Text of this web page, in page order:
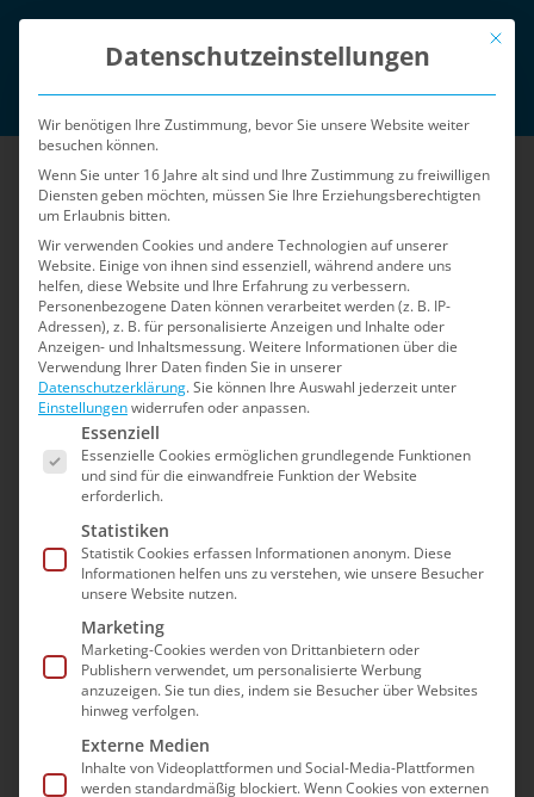
Zum
Login
Menü
Home»Sicherheits-Blog
Sicherheits-Blog
Sicherheit, Updates, dem Betrieb nach dem EOL
und Best Practices für einen stabilen Shopware-
Mit
Datenschutzeinstellungen
Wir benötigen Ihre Zustimmung, bevor Sie unsere Website weiter
besuchen können.
Wenn Sie unter 16 Jahre alt sind und Ihre Zustimmung zu freiwilligen
Diensten geben möchten, müssen Sie Ihre Erziehungsberechtigten
um Erlaubnis bitten.
Wir verwenden Cookies und andere Technologien auf unserer
Website. Einige von ihnen sind essenziell, während andere uns
helfen, diese Website und Ihre Erfahrung zu verbessern.
Personenbezogene Daten können verarbeitet werden (z. B. IP-
Adressen), z. B. für personalisierte Anzeigen und Inhalte oder
Anzeigen- und Inhaltsmessung.Weitere Informationen über die
Verwendung Ihrer Daten finden Sie in unserer
Datenschutzerklärung.Sie können Ihre Auswahl jederzeit unter
Einstellungenwiderrufen oder anpassen.
Es folgt eine Liste der Service-Gruppen, für die
Essenziell
Essenzielle Cookies ermöglichen grundlegende Funktionen
und sind für die einwandfreie Funktion der Website
erforderlich.
Statistiken
Statistik Cookies erfassen Informationen anonym. Diese
Informationen helfen uns zu verstehen, wie unsere Besucher
unsere Website nutzen.
Marketing
Marketing-Cookies werden von Drittanbietern oder
Publishern verwendet, um personalisierte Werbung
anzuzeigen. Sie tun dies, indem sie Besucher über Websites
hinweg verfolgen.
Externe Medien
Inhalte von Videoplattformen und Social-Media-Plattformen
werden standardmäßig blockiert. Wenn Cookies von externen